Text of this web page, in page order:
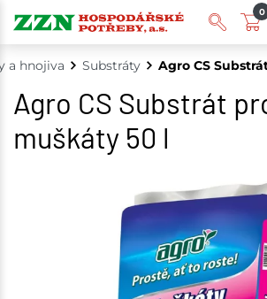
a hnojiva Substráty Agro CS
Agro CS Substrát
muškáty 50 l
0